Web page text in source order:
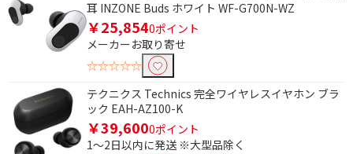
耳 INZONE Buds ホワイト WF-G700N-WZ
￥25,8540ポイント
メーカーお取り寄せ
☆☆☆☆☆
テクニクス Technics 完全ワイヤレスイヤホン ブラ
ック EAH-AZ100-K
￥39,6000ポイント
1～2日以内に発送 ※大型品除く
ブランド名で絞り込む
Eolia（エオリア）
電源で絞り込む
バスパワー
電池
AC電源